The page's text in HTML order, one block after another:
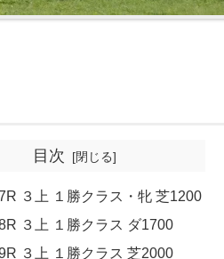
目次
３上 １勝クラス・牝 芝1200
３上 １勝クラス ダ1700
３上 １勝クラス 芝2000